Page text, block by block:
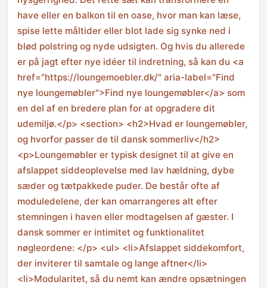
have eller en balkon til en oase, hvor man kan læse,
spise lette måltider eller blot lade sig synke ned i
blød polstring og nyde udsigten. Og hvis du allerede
er på jagt efter nye idéer til indretning, så kan du <a
href="https://loungemoebler.dk/" aria-label="Find
nye loungemøbler">Find nye loungemøbler</a> som
en del af en bredere plan for at opgradere dit
udemiljø.</p> <section> <h2>Hvad er loungemøbler,
og hvorfor passer de til dansk sommerliv</h2>
<p>Loungemøbler er typisk designet til at give en
afslappet siddeoplevelse med lav hældning, dybe
sæder og tætpakkede puder. De består ofte af
moduledelene, der kan omarrangeres alt efter
stemningen i haven eller modtagelsen af gæster. I
dansk sommer er intimitet og funktionalitet
nøgleordene: </p> <ul> <li>Afslappet siddekomfort,
der inviterer til samtale og lange aftner</li>
<li>Modularitet, så du nemt kan ændre opsætningen